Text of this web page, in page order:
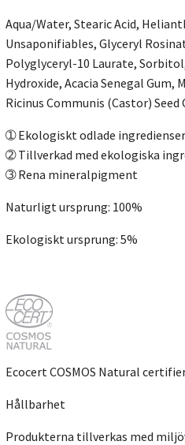
Aqua/Water, Stearic Acid,
Unsaponifiables, Glyceryl
Polyglyceryl-10 Laurate,
Hydroxide, Acacia Senegal
Ricinus Communis (Castor)
➀ Ekologiskt odlade ingredienser
➁ Tillverkad med ekologiska
➂ Rena mineralpigment
Naturligt ursprung: 100%
Ekologiskt ursprung: 5%
Ecocert COSMOS Natural
Hållbarhet
Produkterna tillverkas med